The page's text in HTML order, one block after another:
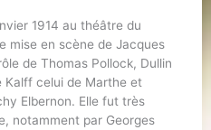
1914 au théâtre du
mise en scène de Jacques
de Thomas Pollock, Dullin
Kalff celui de Marthe et
Elbernon. Elle fut très
notamment par Georges